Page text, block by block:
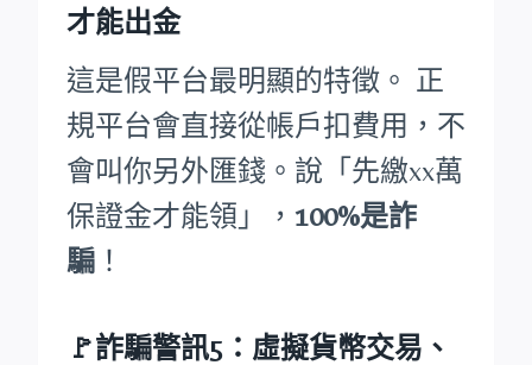
才能出金
這是假平台最明顯的特徵。 正
規平台會直接從帳戶扣費用，不
會叫你另外匯錢。說「先繳xx萬
保證金才能領」， 100%是詐
騙 ！
🚩詐騙警訊5：虛擬貨幣交易、